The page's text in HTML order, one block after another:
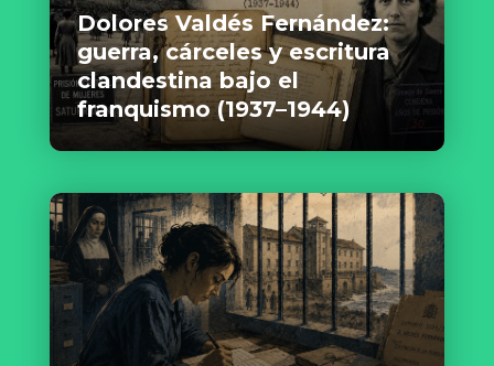
Dolores Valdés Fernández:
guerra, cárceles y escritura
clandestina bajo el
franquismo (1937–1944)